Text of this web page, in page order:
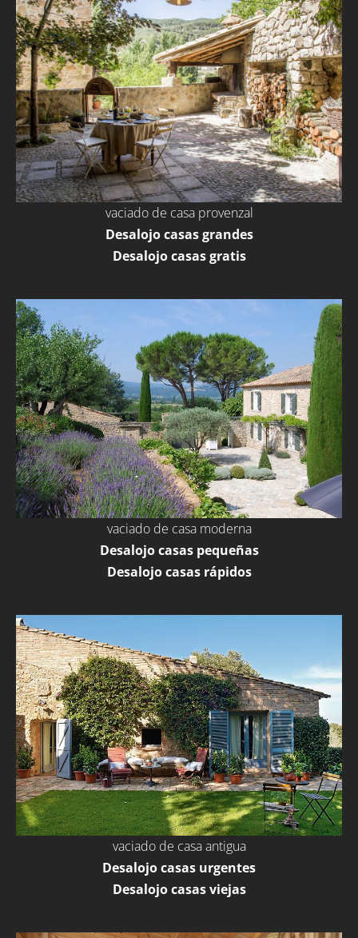
vaciado de casa provenzal
Desalojo casas grandes
Desalojo casas gratis
vaciado de casa moderna
Desalojo casas pequeñas
Desalojo casas rápidos
vaciado de casa antigua
Desalojo casas urgentes
Desalojo casas viejas